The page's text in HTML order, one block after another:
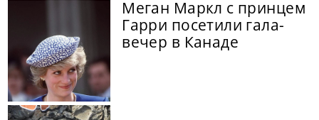
Меган Маркл с принцем
Гарри посетили гала-
вечер в Канаде